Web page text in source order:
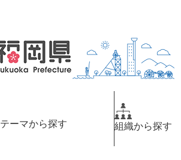
テーマから探す 組織から探す